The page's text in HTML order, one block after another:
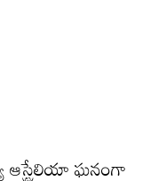
ఆస్ట్రేలియా ఘనంగా